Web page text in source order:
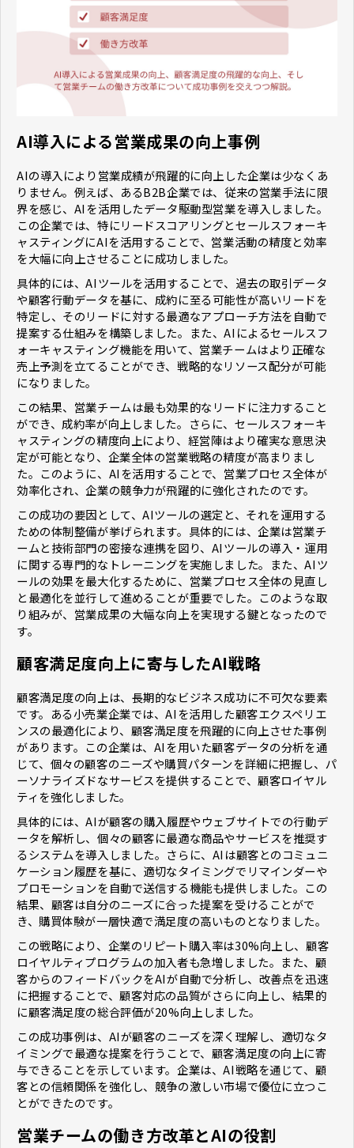
AI導入による営業成果の向上事例
AIの導入により営業成績が飛躍的に向上した企業は少なくあ
りません。例えば、あるB2B企業では、従来の営業手法に限
界を感じ、AIを活用したデータ駆動型営業を導入しました。
この企業では、特にリードスコアリングとセールスフォーキ
ャスティングにAIを活用することで、営業活動の精度と効率
を大幅に向上させることに成功しました。
具体的には、AIツールを活用することで、過去の取引データ
や顧客行動データを基に、成約に至る可能性が高いリードを
特定し、そのリードに対する最適なアプローチ方法を自動で
提案する仕組みを構築しました。また、AIによるセールスフ
ォーキャスティング機能を用いて、営業チームはより正確な
売上予測を立てることができ、戦略的なリソース配分が可能
になりました。
この結果、営業チームは最も効果的なリードに注力すること
ができ、成約率が向上しました。さらに、セールスフォーキ
ャスティングの精度向上により、経営陣はより確実な意思決
定が可能となり、企業全体の営業戦略の精度が高まりまし
た。このように、AIを活用することで、営業プロセス全体が
効率化され、企業の競争力が飛躍的に強化されたのです。
この成功の要因として、AIツールの選定と、それを運用する
ための体制整備が挙げられます。具体的には、企業は営業チ
ームと技術部門の密接な連携を図り、AIツールの導入・運用
に関する専門的なトレーニングを実施しました。また、AIツ
ールの効果を最大化するために、営業プロセス全体の見直し
と最適化を並行して進めることが重要でした。このような取
り組みが、営業成果の大幅な向上を実現する鍵となったので
す。
顧客満足度向上に寄与したAI戦略
顧客満足度の向上は、長期的なビジネス成功に不可欠な要素
です。ある小売業企業では、AIを活用した顧客エクスペリエ
ンスの最適化により、顧客満足度を飛躍的に向上させた事例
があります。この企業は、AIを用いた顧客データの分析を通
じて、個々の顧客のニーズや購買パターンを詳細に把握し、パ
ーソナライズドなサービスを提供することで、顧客ロイヤル
ティを強化しました。
具体的には、AIが顧客の購入履歴やウェブサイトでの行動デ
ータを解析し、個々の顧客に最適な商品やサービスを推奨す
るシステムを導入しました。さらに、AIは顧客とのコミュニ
ケーション履歴を基に、適切なタイミングでリマインダーや
プロモーションを自動で送信する機能も提供しました。この
結果、顧客は自分のニーズに合った提案を受けることがで
き、購買体験が一層快適で満足度の高いものとなりました。
この戦略により、企業のリピート購入率は30%向上し、顧客
ロイヤルティプログラムの加入者も急増しました。また、顧
客からのフィードバックをAIが自動で分析し、改善点を迅速
に把握することで、顧客対応の品質がさらに向上し、結果的
に顧客満足度の総合評価が20%向上しました。
この成功事例は、AIが顧客のニーズを深く理解し、適切なタ
イミングで最適な提案を行うことで、顧客満足度の向上に寄
与できることを示しています。企業は、AI戦略を通じて、顧
客との信頼関係を強化し、競争の激しい市場で優位に立つこ
とができたのです。
営業チームの働き方改革とAIの役割